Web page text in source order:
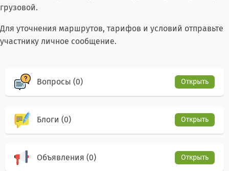
грузовой.
Для уточнения маршрутов, тарифов и условий отправьте
участнику личное сообщение.
Вопросы (0) Открыть
Блоги (0) Открыть
Объявления (0) Открыть